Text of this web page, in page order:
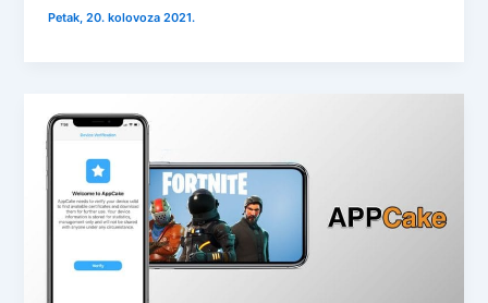
Petak, 20. kolovoza 2021.